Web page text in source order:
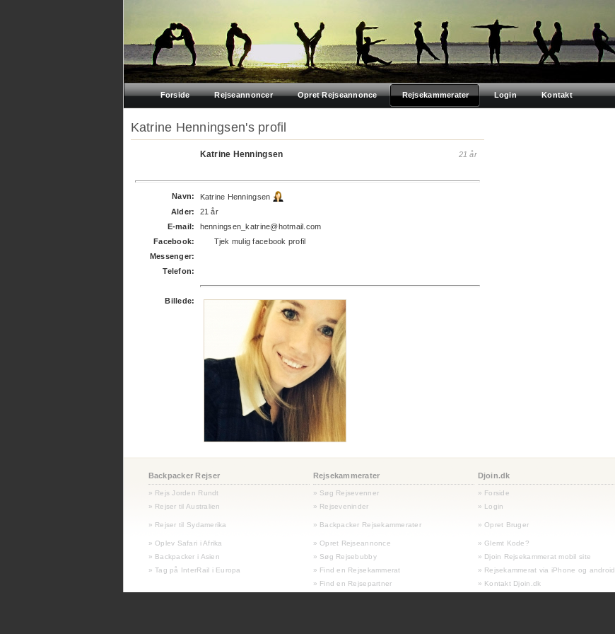
Forside Rejseannoncer Opret Rejseannonce Rejsekammerater Login Kontakt
Katrine Henningsen's profil
Katrine Henningsen 21 år
Navn:
Katrine Henningsen
Alder:
21 år
E-mail:
henningsen_katrine@hotmail.com
Facebook:
Tjek mulig facebook profil
Messenger:
Telefon:
Billede:
Backpacker Rejser Rejsekammerater Djoin.dk
» Rejs Jorden Rundt » Søg Rejsevenner » Forside
» Rejser til Australien
» Rejseveninder » Login
» Rejser til Sydamerika » Backpacker Rejsekammerater » Opret Bruger
» Oplev Safari i Afrika
» Opret Rejseannonce » Glemt Kode?
» Backpacker i Asien
» Søg Rejsebubby
» Djoin Rejsekammerat mobil site
» Tag på InterRail i Europa
» Find en Rejsekammerat
» Rejsekammerat via iPhone og android
» Find en Rejsepartner
» Kontakt Djoin.dk